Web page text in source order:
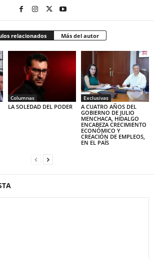
relacionados Más del autor
Columnas
LA SOLEDAD DEL PODER
Exclusivas
A CUATRO AÑOS DEL
GOBIERNO DE JULIO
MENCHACA, HIDALGO
ENCABEZA CRECIMIENTO
ECONÓMICO Y
CREACIÓN DE EMPLEOS,
EN EL PAÍS